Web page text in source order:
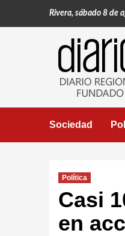
Rivera, sábado 8 de
Sociedad
Política
Casi
en